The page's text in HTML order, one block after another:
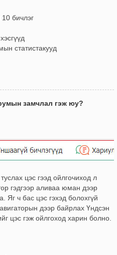
бичлэг
статистакууд
замчлал гэж юу?
цэс гээд ойлгочиход л
гэдгээр аливаа юман дээр
Яг ч бас цэс гэхэд болохгүй
дээр байрлах Үндсэн
цэс гэж ойлгоход харин болно.